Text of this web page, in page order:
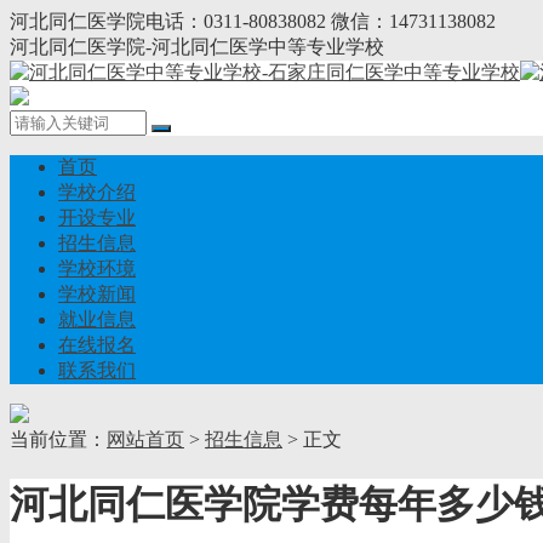
河北同仁医学院电话：0311-80838082 微信：14731138082
河北同仁医学院-河北同仁医学中等专业学校
首页
学校介绍
开设专业
招生信息
学校环境
学校新闻
就业信息
在线报名
联系我们
当前位置： 网站首页 > 招生信息 > 正文
河北同仁医学院学费每年多少